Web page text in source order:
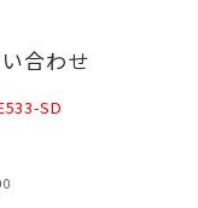
合わせ
SD